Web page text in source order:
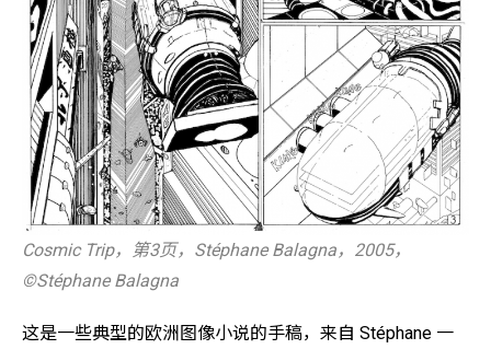
Cosmic Trip，第3页，Stéphane Balagna，2005，
©️Stéphane Balagna
这是一些典型的欧洲图像小说的手稿，来自 Stéphane 一